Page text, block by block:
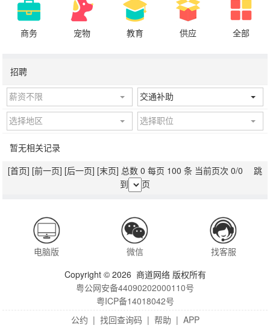
商务 宠物 教育 供应 全部
招聘
薪资不限 交通补助
选择地区 选择职位
暂无相关记录
[首页] [前一页] [后一页] [末页] 总数 0 每页 100 条 当前页次 0/0 跳
到
页
电脑版 微信
找客服
Copyright © 2026 商道网络 版权所有
粤公网安备44090202000110号
粤ICP备14018042号
公约 | 找回查询码 | 帮助 | APP